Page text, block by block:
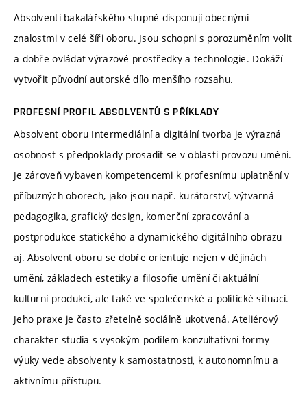
Absolventi bakalářského stupně disponují obecnými
znalostmi v celé šíři oboru. Jsou schopni s porozuměním volit
a dobře ovládat výrazové prostředky a technologie. Dokáží
vytvořit původní autorské dílo menšího rozsahu.
PROFESNÍ PROFIL ABSOLVENTŮ S PŘÍKLADY
Absolvent oboru Intermediální a digitální tvorba je výrazná
osobnost s předpoklady prosadit se v oblasti provozu umění.
Je zároveň vybaven kompetencemi k profesnímu uplatnění v
příbuzných oborech, jako jsou např. kurátorství, výtvarná
pedagogika, grafický design, komerční zpracování a
postprodukce statického a dynamického digitálního obrazu
aj. Absolvent oboru se dobře orientuje nejen v dějinách
umění, základech estetiky a filosofie umění či aktuální
kulturní produkci, ale také ve společenské a politické situaci.
Jeho praxe je často zřetelně sociálně ukotvená. Ateliérový
charakter studia s vysokým podílem konzultativní formy
výuky vede absolventy k samostatnosti, k autonomnímu a
aktivnímu přístupu.